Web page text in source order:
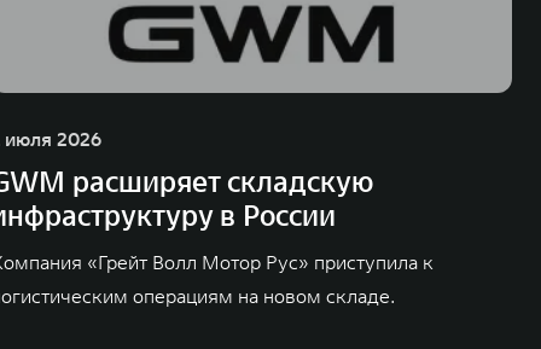
июля 2026
расширяет складскую
в России
«Грейт Волл Мотор Рус» приступила к
операциям на новом складе.